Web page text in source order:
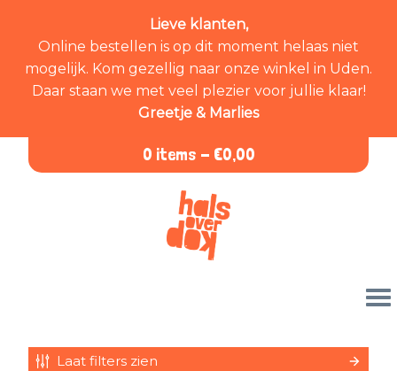
Lieve klanten,
Online bestellen is op dit moment helaas niet
mogelijk. Kom gezellig naar onze winkel in Uden.
Daar staan we met veel plezier voor jullie klaar!
Greetje & Marlies
0 items - €0,00
Laat filters zien